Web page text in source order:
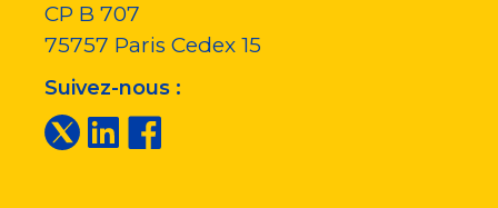
CP B 707
75757 Paris Cedex 15
Suivez-nous :